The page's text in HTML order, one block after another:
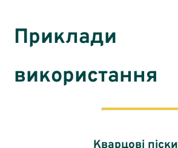
Приклади
використання
Кварцові піски